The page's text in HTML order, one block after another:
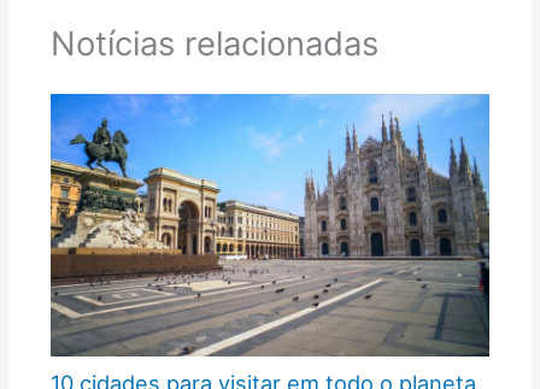
Notícias relacionadas
10 cidades para visitar em todo o planeta